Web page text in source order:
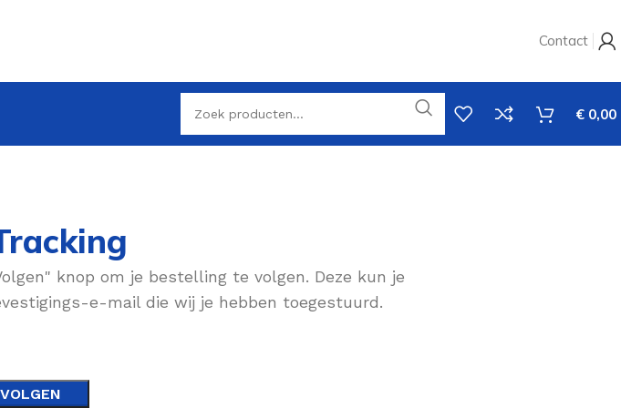
Contact
€ 0,00
knop om je bestelling te volgen. Deze kun je
e-mail die wij je hebben toegestuurd.
VOLGEN